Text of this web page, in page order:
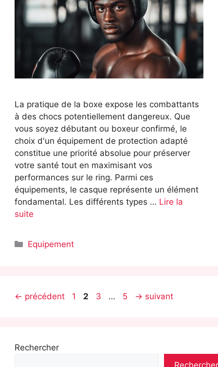
La pratique de la boxe expose les combattants
à des chocs potentiellement dangereux. Que
vous soyez débutant ou boxeur confirmé, le
choix d'un équipement de protection adapté
constitue une priorité absolue pour préserver
votre santé tout en maximisant vos
performances sur le ring. Parmi ces
équipements, le casque représente un élément
fondamental. Les différents types … Lire la
suite
Catégories
Equipement
← précédent Page
1 Page
2 Page
3 … Page
5 → suivant
Rechercher